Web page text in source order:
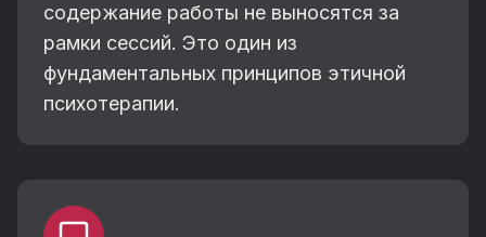
содержание работы не выносятся за
рамки сессий. Это один из
фундаментальных принципов этичной
психотерапии.